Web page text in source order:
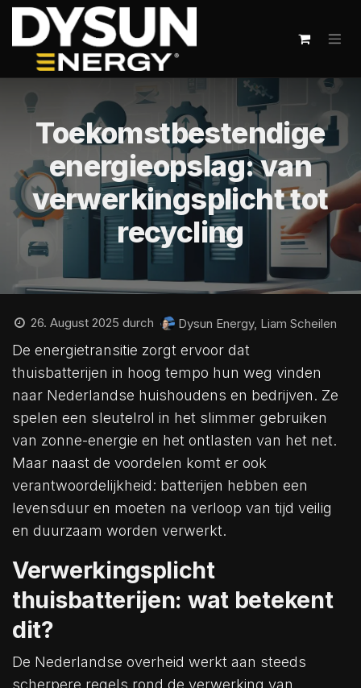
Zum Inhalt springen
Toekomstbestendige
energieopslag: van
verwerkingsplicht tot
recycling
26. August 2025 durch Dysun Energy, Liam Scheilen
De energietransitie zorgt ervoor dat
thuisbatterijen in hoog tempo hun weg vinden
naar Nederlandse huishoudens en bedrijven. Ze
spelen een sleutelrol in het slimmer gebruiken
van zonne-energie en het ontlasten van het net.
Maar naast de voordelen komt er ook
verantwoordelijkheid: batterijen hebben een
levensduur en moeten na verloop van tijd veilig
en duurzaam worden verwerkt.
Verwerkingsplicht
thuisbatterijen: wat betekent
dit?
De Nederlandse overheid werkt aan steeds
scherpere regels rond de verwerking van